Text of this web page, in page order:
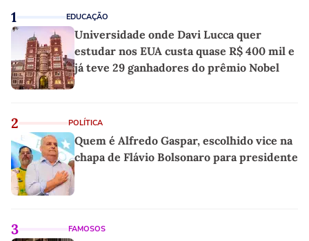
1 EDUCAÇÃO
Universidade onde Davi Lucca quer
estudar nos EUA custa quase R$ 400 mil e
já teve 29 ganhadores do prêmio Nobel
2 POLÍTICA
Quem é Alfredo Gaspar, escolhido vice na
chapa de Flávio Bolsonaro para presidente
3 FAMOSOS